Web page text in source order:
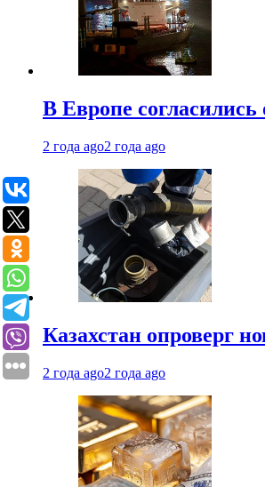
В Европе
2 года ago2 года ago
Казахстан опроверг
2 года ago2 года ago